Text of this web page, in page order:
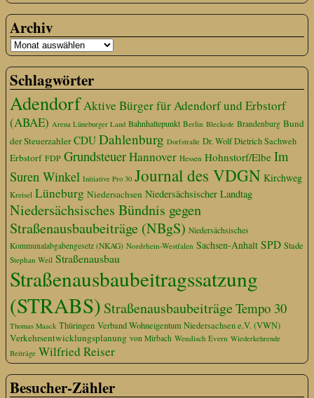
Archiv
Schlagwörter
AdendorfAktive Bürger für Adendorf und Erbstorf
(ABAE) Arena Lüneburger Land Bahnhaltepunkt Berlin Bleckede Brandenburg Bund
der Steuerzahler CDU Dahlenburg Dorfstraße Dr. Wolf Dietrich Sachweh
Erbstorf FDP GrundsteuerHannover Hessen Hohnstorf/Elbe Im
Suren Winkel Initiative Pro 30 Journal des VDGN Kirchweg
Kreisel Lüneburg Niedersachsen Niedersächsischer Landtag
Niedersächsisches Bündnis gegen
Straßenausbaubeiträge (NBgS) Niedersächsisches
Kommunalabgabengesetz (NKAG) Nordrhein-Westfalen Sachsen-Anhalt SPD Stade
Stephan Weil Straßenausbau
Straßenausbaubeitragssatzung
(STRABS) StraßenausbaubeiträgeTempo 30
Thomas Maack Thüringen Verband Wohneigentum Niedersachsen e.V. (VWN)
Verkehrsentwicklungsplanung von Mirbach Wendisch Evern Wiederkehrende
Beiträge Wilfried Reiser
Besucher-Zähler